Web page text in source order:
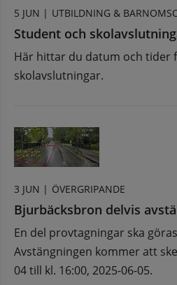
5 JUN | UTBILDNING &
Student och
Här hittar du datum och tider
skolavslutningar.
3 JUN | ÖVERGRIPANDE
Bjurbäcksbron delvis
En del provtagningar ska
Avstängningen kommer att
04 till kl. 16:00, 2025-06-05.